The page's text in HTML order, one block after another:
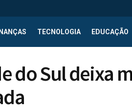
TECNOLOGIA EDUCAÇÃO
do Sul deixa